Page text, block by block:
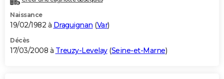
Naissance
19/02/1982 à Draguignan (Var)
Décès
17/03/2008 à Treuzy-Levelay(Seine-et-Marne)